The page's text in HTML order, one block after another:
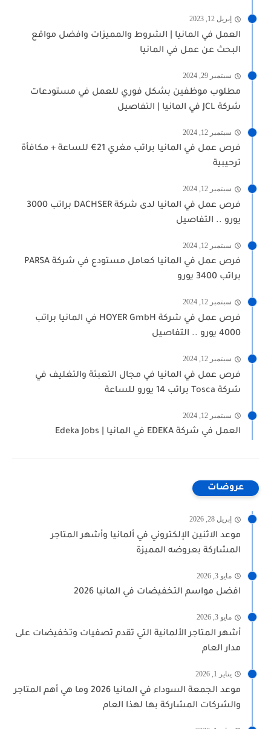
إبريل 12, 2023
العمل في المانيا | الشروط والمميزات وافضل مواقع
البحث عن عمل في المانيا
سبتمبر 29, 2024
مطلوب موظفين بشكل فوري للعمل في مستودعات
شركة JCL في المانيا | التفاصيل
سبتمبر 12, 2024
فرص عمل في المانيا براتب مغري 21€ للساعة + مكافأة
ترحيبية
سبتمبر 12, 2024
فرص عمل في المانيا لدى شركة DACHSER براتب 3000
يورو .. التفاصيل
سبتمبر 12, 2024
فرص عمل في المانيا كعامل مستودع في شركة PARSA
براتب 3400 يورو
سبتمبر 12, 2024
فرص عمل في شركة HOYER GmbH في المانيا براتب
4000 يورو .. التفاصيل
سبتمبر 12, 2024
فرص عمل في المانيا في مجال التعبئة والتغليف في
شركة Tosca براتب 14 يورو للساعة
سبتمبر 12, 2024
العمل في شركة EDEKA في المانيا | Edeka Jobs
عروضات
إبريل 28, 2026
موعد الاثنين الإلكتروني في ألمانيا وأشهر المتاجر
المشاركة بعروضه المميزة
مايو 3, 2026
افضل مواسم التخفيضات في المانيا 2026
مايو 3, 2026
أشهر المتاجر الألمانية التي تقدم تصفيات وتخفيضات على
مدار العام
يناير 1, 2026
موعد الجمعة السوداء في المانيا 2026 وما هي أهم المتاجر
والشركات المشاركة بها لهذا العام